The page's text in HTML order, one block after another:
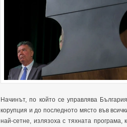
Начинът, по който се управлява
корупция и до последното място във
най-сетне, излязоха с тяхната програма,